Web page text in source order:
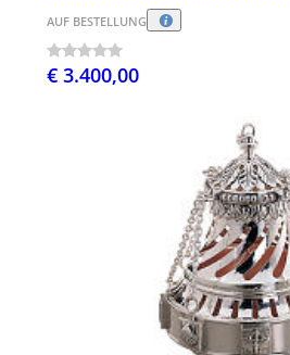
AUF BESTELLUNG
€ 3.400,00